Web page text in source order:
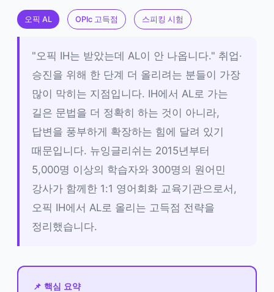
오픽 AL OPIc 고득점 스피킹 시험
"오픽 IH는 받았는데 AL이 안 나옵니다." 취업·
승진을 위해 한 단계 더 올리려는 분들이 가장
많이 막히는 지점입니다. IH에서 AL로 가는
길은 문법을 더 정확히 하는 것이 아니라,
답변을 풍부하게 확장하는 힘에 달려 있기
때문입니다. 뉴잉글리쉬는 2015년부터
5,000명 이상의 학습자와 300명의 원어민
강사가 함께한 1:1 영어회화 교육기관으로서,
오픽 IH에서 AL로 올리는 고득점 전략을
정리했습니다.
📌 핵심 요약